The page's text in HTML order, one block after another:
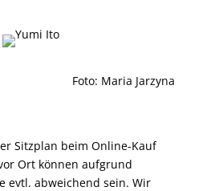
Foto: Maria Jarzyna
Sitzplan beim Online-Kauf
Ort können aufgrund
evtl. abweichend sein. Wir